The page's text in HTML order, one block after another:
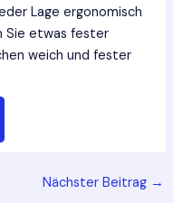
Lage ergonomisch
Sie etwas fester
weich und fester
Nächster Beitrag →